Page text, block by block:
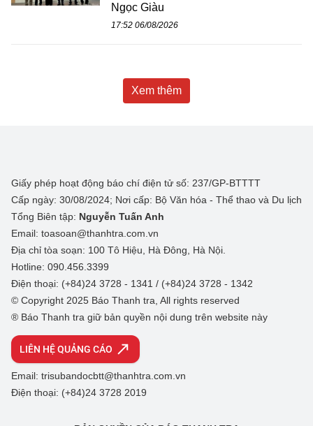
Ngọc Giàu
17:52 06/08/2026
Xem thêm
Giấy phép hoạt động báo chí điện tử số: 237/GP-BTTTT
Cấp ngày: 30/08/2024; Nơi cấp: Bộ Văn hóa - Thể thao và Du lịch
Tổng Biên tập: Nguyễn Tuấn Anh
Email: toasoan@thanhtra.com.vn
Địa chỉ tòa soạn: 100 Tô Hiệu, Hà Đông, Hà Nội.
Hotline: 090.456.3399
Điện thoại: (+84)24 3728 - 1341 / (+84)24 3728 - 1342
© Copyright 2025 Báo Thanh tra, All rights reserved
® Báo Thanh tra giữ bản quyền nội dung trên website này
LIÊN HỆ QUẢNG CÁO
Email: trisubandocbtt@thanhtra.com.vn
Điện thoại: (+84)24 3728 2019